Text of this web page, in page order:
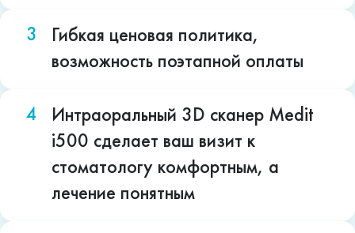
Гибкая ценовая политика,
возможность поэтапной оплаты
Интраоральный 3D сканер Medit
i500 сделает ваш визит к
стоматологу комфортным, а
лечение понятным